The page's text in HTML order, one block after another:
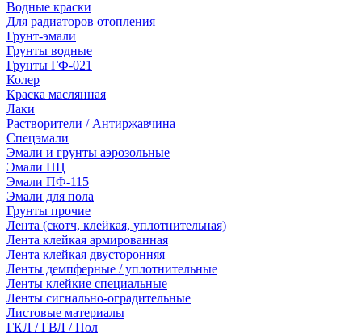
Водные краски
Для радиаторов отопления
Грунт-эмали
Грунты водные
Грунты ГФ-021
Колер
Краска маслянная
Лаки
Растворители / Антиржавчина
Спецэмали
Эмали и грунты аэрозольные
Эмали НЦ
Эмали ПФ-115
Эмали для пола
Грунты прочие
Лента (скотч, клейкая, уплотнительная)
Лента клейкая армированная
Лента клейкая двусторонняя
Ленты демпферные / уплотнительные
Ленты клейкие специальные
Ленты сигнально-оградительные
Листовые материалы
ГКЛ / ГВЛ / Пол